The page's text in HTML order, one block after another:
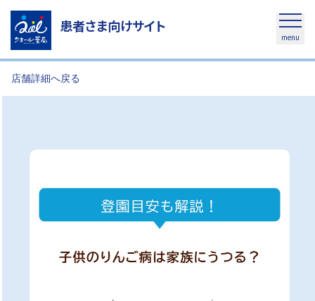
患者さま向けサイト
menu
店舗詳細へ戻る